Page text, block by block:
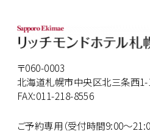
〒060-0003
北海道札幌市中央区北三条西
FAX:011-218-8556
ご予約専用（受付時間9:00～